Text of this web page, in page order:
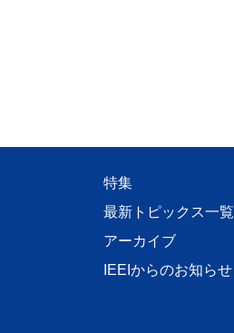
特集
最新トピックス一覧
アーカイブ
IEEIからのお知らせ